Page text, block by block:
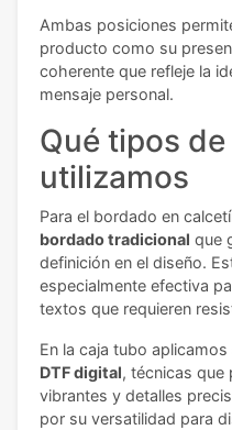
Ambas posiciones
producto como su
coherente que refleje la
mensaje personal.
Qué tipos
utilizamos
Para el bordado en
bordado tradicional que
definición en el diseño.
especialmente efectiva
textos que requieren
En la caja tubo aplicamos
DTF digital, técnicas que
vibrantes y detalles
por su versatilidad para